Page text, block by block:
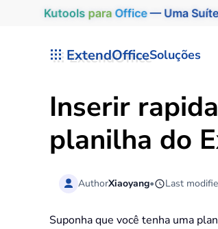
KutoolsparaOffice— Uma
ExtendOfficeSoluções
Inserir
planilha do
AuthorXiaoyang• Last
Suponha que você tenha uma